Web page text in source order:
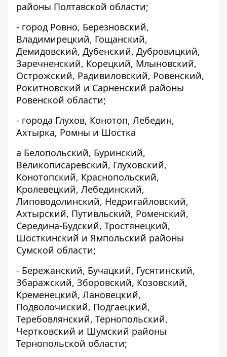
районы Полтавской области;
- город Ровно, Березновский,
Владимирецкий, Гощанский,
Демидовский, Дубенский, Дубровицкий,
Заречненский, Корецкий, Млыновский,
Острожский, Радивиловский, Ровенский,
Рокитновский и Сарненский районы
Ровенской области;
- города Глухов, Конотоп, Лебедин,
Ахтырка, Ромны и Шостка
а Белопольский, Буринский,
Великописаревский, Глуховский,
Конотопский, Краснопольский,
Кролевецкий, Лебединский,
Липоводолинский, Недригайловский,
Ахтырский, Путивльский, Роменский,
Середина-Будский, Тростянецкий,
Шосткинский и Ямпольский районы
Сумской области;
- Бережанский, Бучацкий, Гусятинский,
Збаражский, Зборовский, Козовский,
Кременецкий, Лановецкий,
Подволочиский, Подгаецкий,
Теребовлянский, Тернопольский,
Чертковский и Шумский районы
Тернопольской области;